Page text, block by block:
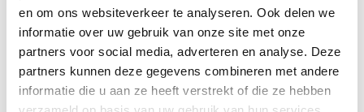
en om ons websiteverkeer te analyseren. Ook delen we
informatie over uw gebruik van onze site met onze
partners voor social media, adverteren en analyse. Deze
partners kunnen deze gegevens combineren met andere
informatie die u aan ze heeft verstrekt of die ze hebben
zorgeloos te genieten van elk avontuur. In ons
goed gevuldemagazijn en gezellige
Shopontdek je een ruim assortiment aan
onderdelen, accessoires en
comfortproducten, geschikt voor alle merken